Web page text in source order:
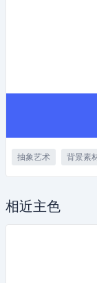
抽象艺术 背景素
相近主色